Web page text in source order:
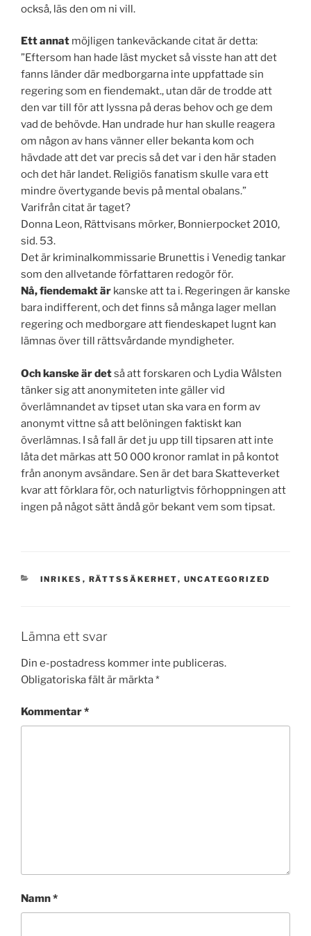
också, läs den om ni vill.
Ett annat möjligen tankeväckande citat är detta:
”Eftersom han hade läst mycket så visste han att det
fanns länder där medborgarna inte uppfattade sin
regering som en fiendemakt., utan där de trodde att
den var till för att lyssna på deras behov och ge dem
vad de behövde. Han undrade hur han skulle reagera
om någon av hans vänner eller bekanta kom och
hävdade att det var precis så det var i den här staden
och det här landet. Religiös fanatism skulle vara ett
mindre övertygande bevis på mental obalans.”
Varifrån citat är taget?
Donna Leon, Rättvisans mörker, Bonnierpocket 2010,
sid. 53.
Det är kriminalkommissarie Brunettis i Venedig tankar
som den allvetande författaren redogör för.
Nå, fiendemakt är kanske att ta i. Regeringen är kanske
bara indifferent, och det finns så många lager mellan
regering och medborgare att fiendeskapet lugnt kan
lämnas över till rättsvårdande myndigheter.
Och kanske är detså att forskaren och Lydia Wålsten
tänker sig att anonymiteten inte gäller vid
överlämnandet av tipset utan ska vara en form av
anonymt vittne så att belöningen faktiskt kan
överlämnas. I så fall är det ju upp till tipsaren att inte
låta det märkas att 50 000 kronor ramlat in på kontot
från anonym avsändare. Sen är det bara Skatteverket
kvar att förklara för, och naturligtvis förhoppningen att
ingen på något sätt ändå gör bekant vem som tipsat.
KATEGORIER
INRIKES , RÄTTSSÄKERHET, UNCATEGORIZED
Lämna ett svar
Din e-postadress kommer inte publiceras.
Obligatoriska fält är märkta*
Kommentar*
Namn*